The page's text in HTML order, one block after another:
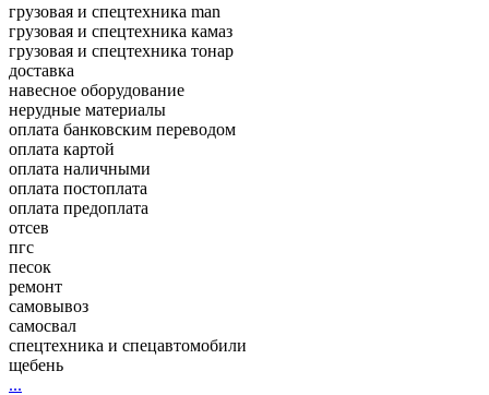
грузовая и спецтехника man
грузовая и спецтехника камаз
грузовая и спецтехника тонар
доставка
навесное оборудование
нерудные материалы
оплата банковским переводом
оплата картой
оплата наличными
оплата постоплата
оплата предоплата
отсев
пгс
песок
ремонт
самовывоз
самосвал
спецтехника и спецавтомобили
щебень
...